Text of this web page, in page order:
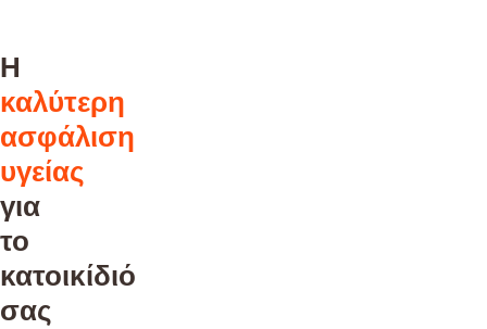
Η
καλύτερη
ασφάλιση
υγείας
για
το
κατοικίδιό
σας